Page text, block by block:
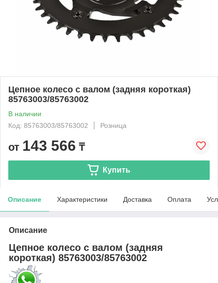
Цепное колесо с валом (задняя короткая)
85763003/85763002
В наличии
Код: 85763003/85763002
Розница
от 143 566 ₸
Купить
Описание Характеристики Доставка Оплата
Описание
Цепное колесо с валом (задняя
короткая) 85763003/85763002